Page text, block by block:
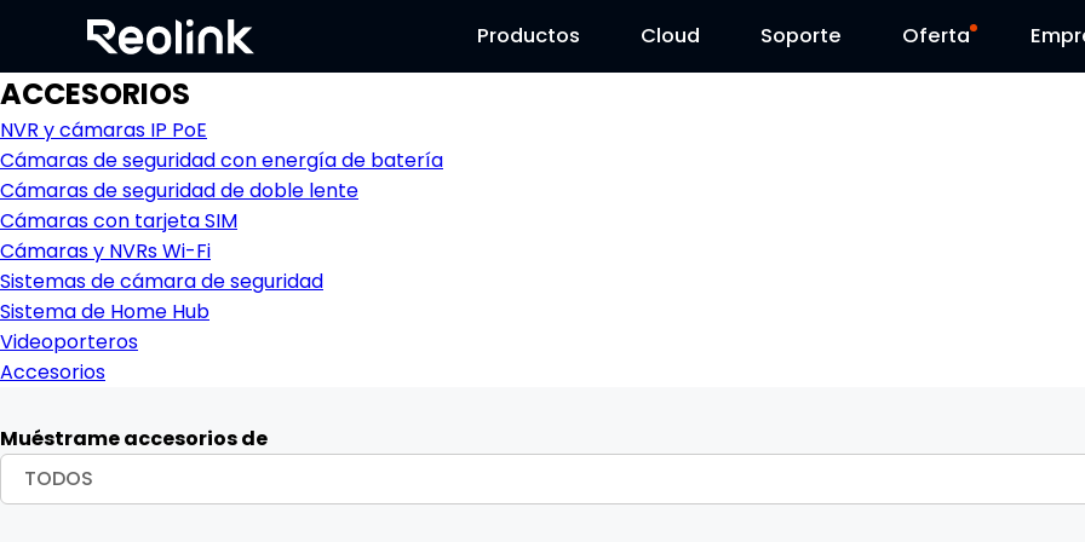
Productos
Cloud
Soporte
Contáctenos Oferta
Día Reolink
ACCESORIOS
NVR y cámaras IP PoE
Cámaras de seguridad con energía de batería
Cámaras de seguridad de doble lente
Cámaras con tarjeta SIM
Cámaras y NVRs Wi-Fi
Sistemas de cámara de seguridad
Sistema de Home Hub
Videoporteros
Accesorios
Muéstrame accesorios de
TODOS